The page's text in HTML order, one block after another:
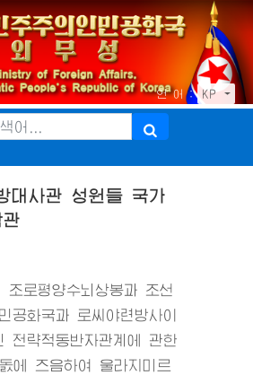
언 어 : KP
대사관 성원들 국가
조로평양수뇌상봉과 조선
공화국과 로씨야련방사이
전략적동반자관계에 관한
에 즈음하여 울라지미르